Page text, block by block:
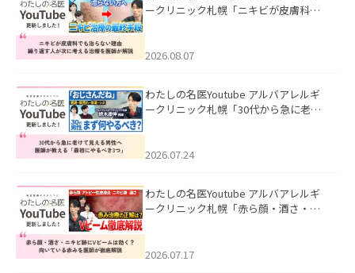
ークリニック札幌「ニキビが皮膚科で
ました。
2026.08.07
わたしの名医Youtube アルバアレルギ
ークリニック札幌「30代から急に老け
た。
2026.07.24
わたしの名医Youtube アルバアレルギ
ークリニック札幌「赤ら顔・酒さ・ニ
した。
2026.07.17